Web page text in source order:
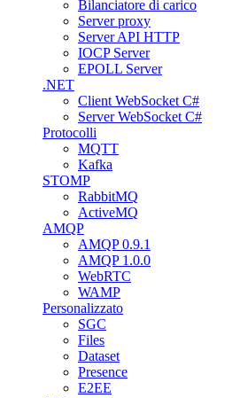
Bilanciatore di carico
Server proxy
Server API HTTP
IOCP Server
EPOLL Server
.NET
Client WebSocket C#
Server WebSocket C#
Protocolli
MQTT
Kafka
STOMP
RabbitMQ
ActiveMQ
AMQP
AMQP 0.9.1
AMQP 1.0.0
WebRTC
WAMP
Personalizzato
SGC
Files
Dataset
Presence
E2EE